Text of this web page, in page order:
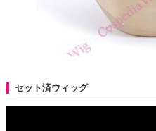
セット済ウィッグ